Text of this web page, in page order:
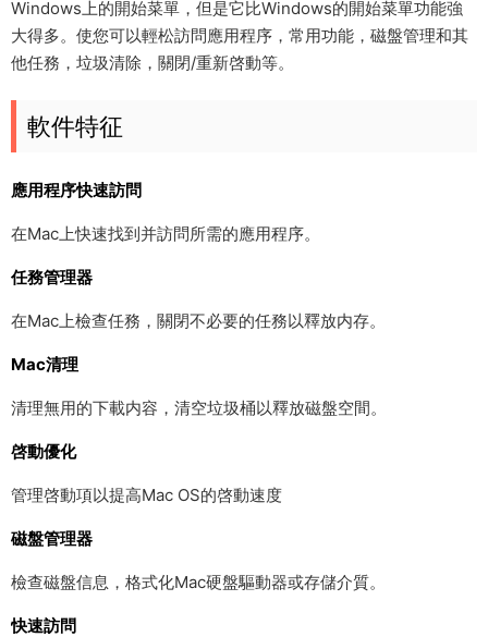
Windows上的開始菜單，但是它比Windows的開始菜單功能強
大得多。使您可以輕松訪問應用程序，常用功能，磁盤管理和其
他任務，垃圾清除，關閉/重新啓動等。
軟件特征
應用程序快速訪問
在Mac上快速找到并訪問所需的應用程序。
任務管理器
在Mac上檢查任務，關閉不必要的任務以釋放内存。
Mac清理
清理無用的下載内容，清空垃圾桶以釋放磁盤空間。
啓動優化
管理啓動項以提高Mac OS的啓動速度
磁盤管理器
檢查磁盤信息，格式化Mac硬盤驅動器或存儲介質。
快速訪問